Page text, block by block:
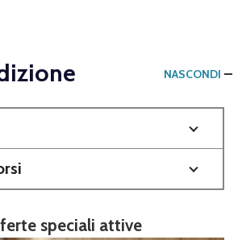
NASCONDI
speciali attive